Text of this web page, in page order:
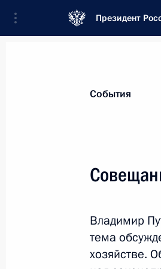
Президент
Новости
28 апреля 2017
События
Владимир
тема
хозяйстве.